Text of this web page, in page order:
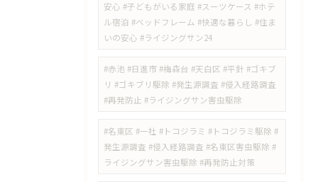
安心 #子どもがいる家庭 #スーツケース #ホテ
ル宿泊 #ベッドフレーム #快適な暮らし #住ま
いの安心 #ライジングサン24
#赤池 #日進市 #梅森台 #天白区 #平針 #ゴキブ
リ #ゴキブリ駆除 #発生源調査 #侵入経路調査
#再発防止 #ライジングサン害虫駆除
#名東区 #一社 #トコジラミ #トコジラミ駆除 #
発生源調査 #侵入経路調査 #名東区害虫駆除 #
ライジングサン害虫駆除 #再発防止対策